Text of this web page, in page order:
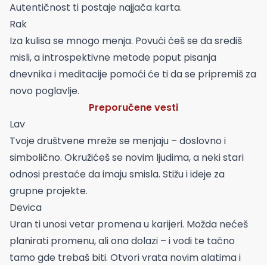
Autentičnost ti postaje najjača karta.
Rak
Iza kulisa se mnogo menja. Povući ćeš se da središ
misli, a introspektivne metode poput pisanja
dnevnika i meditacije pomoći će ti da se pripremiš za
novo poglavlje.
Preporučene vesti
Lav
Tvoje društvene mreže se menjaju – doslovno i
simbolično. Okružićeš se novim ljudima, a neki stari
odnosi prestaće da imaju smisla. Stižu i ideje za
grupne projekte.
Devica
Uran ti unosi vetar promena u karijeri. Možda nećeš
planirati promenu, ali ona dolazi – i vodi te tačno
tamo gde trebaš biti. Otvori vrata novim alatima i